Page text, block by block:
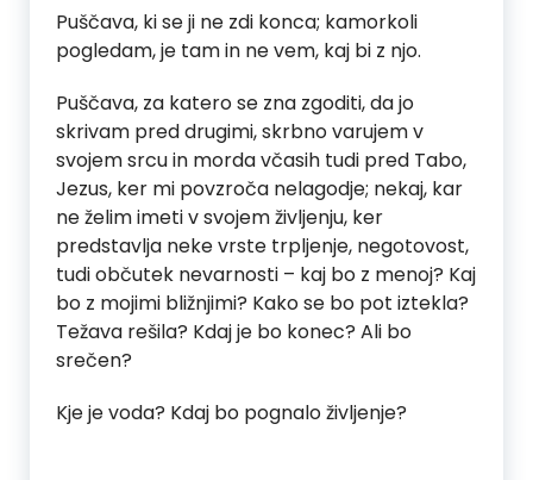
Puščava, ki se ji ne zdi konca; kamorkoli
pogledam, je tam in ne vem, kaj bi z njo.
Puščava, za katero se zna zgoditi, da jo
skrivam pred drugimi, skrbno varujem v
svojem srcu in morda včasih tudi pred Tabo,
Jezus, ker mi povzroča nelagodje; nekaj, kar
ne želim imeti v svojem življenju, ker
predstavlja neke vrste trpljenje, negotovost,
tudi občutek nevarnosti – kaj bo z menoj? Kaj
bo z mojimi bližnjimi? Kako se bo pot iztekla?
Težava rešila? Kdaj je bo konec? Ali bo
srečen?
Kje je voda? Kdaj bo pognalo življenje?